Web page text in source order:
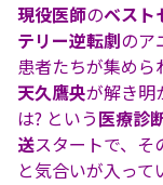
現役医師のベスト
テリー逆転劇のア
患者たちが集めら
天久鷹央が解き明
は? という医療診
送スタートで、そ
と気合いが入って